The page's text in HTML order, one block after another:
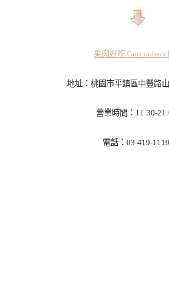
果肉好吃
地址：桃園市平鎮區中豐路
營業時間：11:30-
電話：03-419-1119